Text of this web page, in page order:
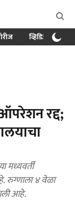
व्हिडिओ
रद्द;
रुग्णाला ४ वेळा
आहे.